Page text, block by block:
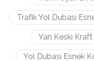
Trafik Yol Dubası
Yan Keskı Kraft
Yol Dubası Esnek